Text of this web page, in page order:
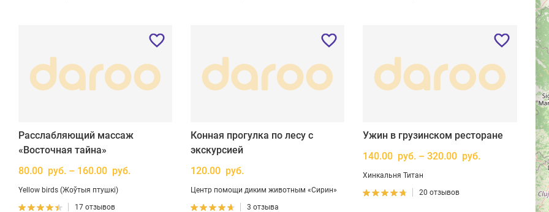
Расслабляющий массаж
«Восточная тайна»
80.00 руб. – 160.00 руб.
Yellow birds (Жоўтыя птушкі)
17 отзывов
Конная прогулка по лесу с
экскурсией
120.00 руб.
Центр помощи диким животным «Сирин»
3 отзыва
Ужин в грузинском ресторане
140.00 руб. – 320.00 руб.
Хинкальня Титан
20 отзывов